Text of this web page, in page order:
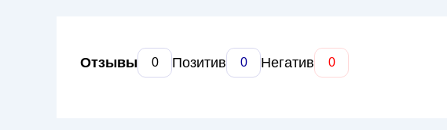
Отзывы 0 Позитив 0 Негатив 0